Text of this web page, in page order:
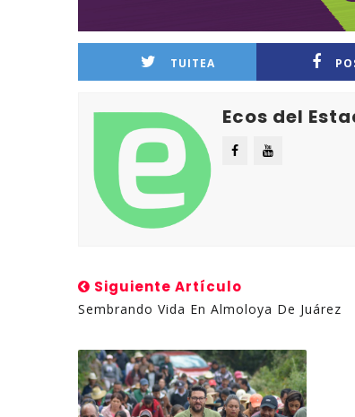
TUITEA
Ecos del
Siguiente Artículo
Sembrando Vida En Almoloya De Juárez